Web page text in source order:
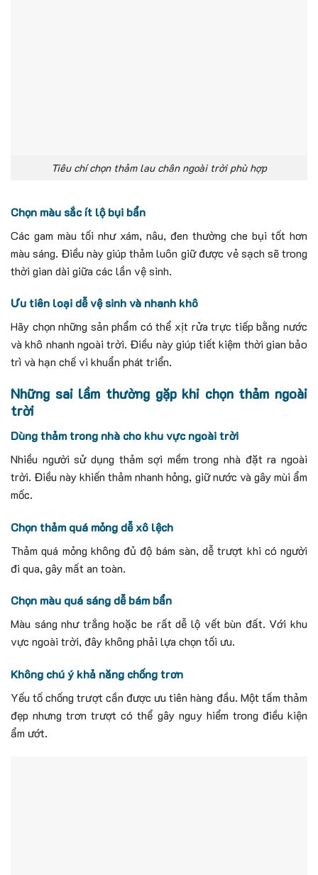
Tiêu chí chọn thảm lau chân ngoài trời phù hợp
Chọn màu sắc ít lộ bụi bẩn
Các gam màu tối như xám, nâu, đen thường che bụi tốt hơn
màu sáng. Điều này giúp thảm luôn giữ được vẻ sạch sẽ trong
thời gian dài giữa các lần vệ sinh.
Ưu tiên loại dễ vệ sinh và nhanh khô
Hãy chọn những sản phẩm có thể xịt rửa trực tiếp bằng nước
và khô nhanh ngoài trời. Điều này giúp tiết kiệm thời gian bảo
trì và hạn chế vi khuẩn phát triển.
Những sai lầm thường gặp khi chọn thảm ngoài
trời
Dùng thảm trong nhà cho khu vực ngoài trời
Nhiều người sử dụng thảm sợi mềm trong nhà đặt ra ngoài
trời. Điều này khiến thảm nhanh hỏng, giữ nước và gây mùi ẩm
mốc.
Chọn thảm quá mỏng dễ xô lệch
Thảm quá mỏng không đủ độ bám sàn, dễ trượt khi có người
đi qua, gây mất an toàn.
Chọn màu quá sáng dễ bám bẩn
Màu sáng như trắng hoặc be rất dễ lộ vết bùn đất. Với khu
vực ngoài trời, đây không phải lựa chọn tối ưu.
Không chú ý khả năng chống trơn
Yếu tố chống trượt cần được ưu tiên hàng đầu. Một tấm thảm
đẹp nhưng trơn trượt có thể gây nguy hiểm trong điều kiện
ẩm ướt.